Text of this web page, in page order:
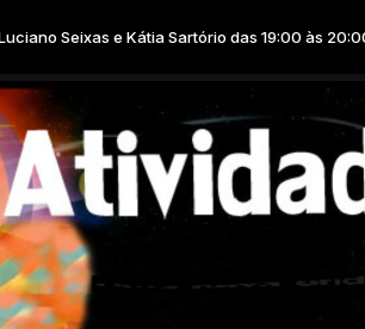
Sartório das 19:00 às 20:00